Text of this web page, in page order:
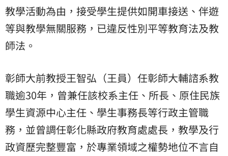
教學活動為由，接受學生提供如開車接送、伴遊
等與教學無關服務，已違反性別平等教育法及教
師法。
彰師大前教授王智弘（王員）任彰師大輔諮系教
職逾30年，曾兼任該校系主任、所長、原住民族
學生資源中心主任、學生事務長等行政主管職
務，並曾調任彰化縣政府教育處處長，教學及行
政資歷完整豐富，於專業領域之權勢地位不言自